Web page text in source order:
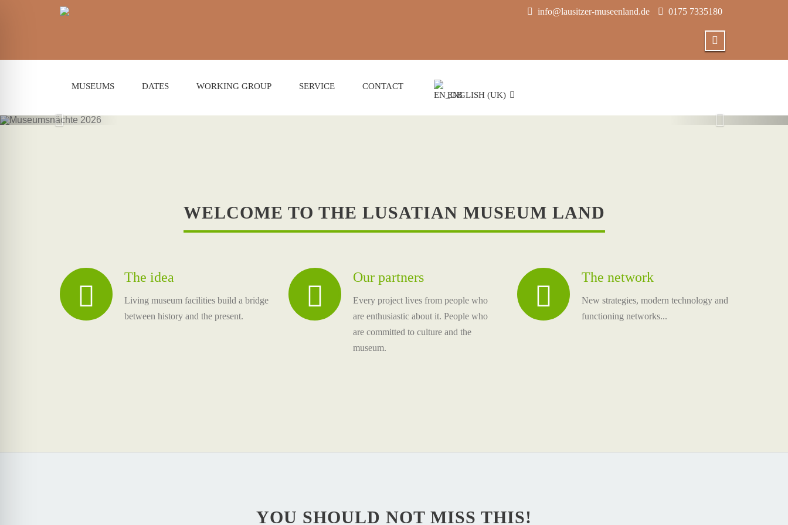
info@lausitzer-museenland.de 0175 7335180
MUSEUMS DATES WORKING GROUP SERVICE
CONTACT
ENGLISH (UK)
here
WELCOME TO THE LUSATIAN MUSEUM LAND
The idea
Living museum facilities build a bridge
between history and the present.
Our partners
Every project lives from people who
are enthusiastic about it. People who
are committed to culture and the
museum.
The network
New strategies, modern technology and
functioning networks...
YOU SHOULD NOT MISS THIS!